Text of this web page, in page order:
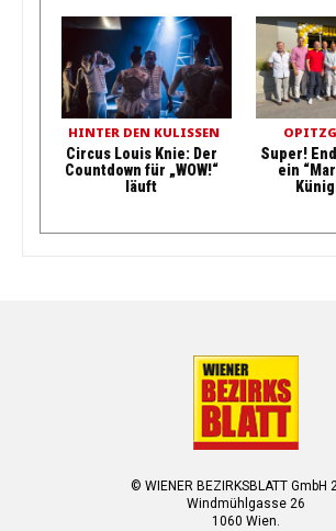
HINTER DEN KULISSEN
Circus Louis Knie: Der
Countdown für „WOW!“
läuft
Super!
ein
© WIENER BEZIRKSBLATT GmbH
Windmühlgasse 26
1060 Wien.